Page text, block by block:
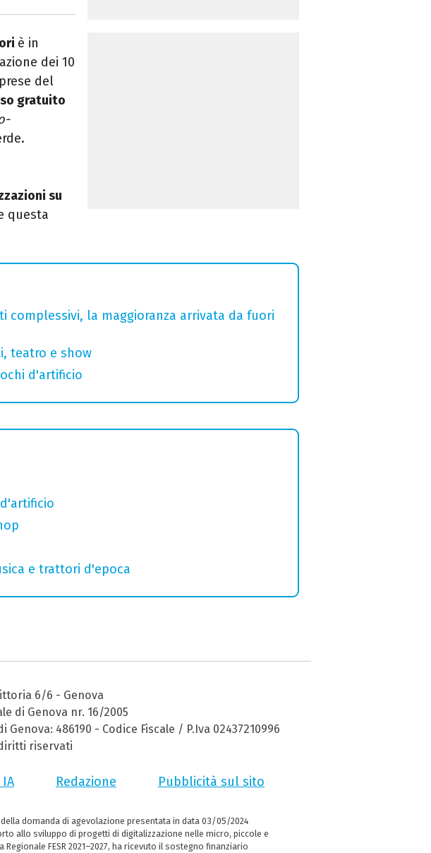
è in
dei 10
del
gratuito
su
questa
la maggioranza arrivata da fuori
teatro e show
d'artificio
e trattori d'epoca
6/6 - Genova
di Genova nr. 16/2005
486190 - Codice Fiscale / P.Iva 02437210996
riservati
Redazione Pubblicità sul sito
della domanda di agevolazione presentata in data 03/05/2024
allo sviluppo di progetti di digitalizzazione nelle micro, piccole e
FESR 2021–2027, ha ricevuto il sostegno finanziario